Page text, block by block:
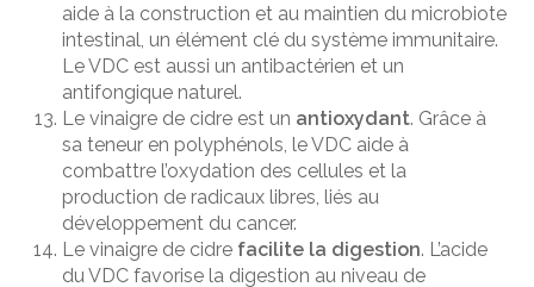
aide à la construction et au maintien du microbiote
intestinal, un élément clé du système immunitaire.
Le VDC est aussi un antibactérien et un
antifongique naturel.
Le vinaigre de cidre est un antioxydant. Grâce à
sa teneur en polyphénols, le VDC aide à
combattre l’oxydation des cellules et la
production de radicaux libres, liés au
développement du cancer.
Le vinaigre de cidre facilite la digestion. L’acide
du VDC favorise la digestion au niveau de